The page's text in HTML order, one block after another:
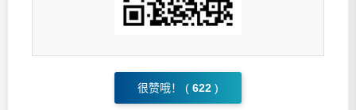
很赞哦！ ( 622 )